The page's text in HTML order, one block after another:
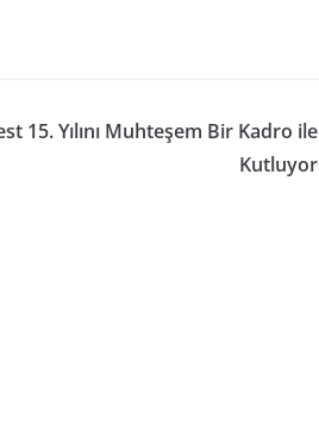
15. Yılını Muhteşem Bir Kadro ile
Kutluyor